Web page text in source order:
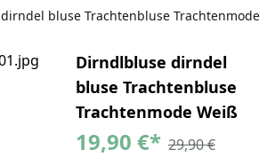
bluse Trachtenbluse Trachtenmode
Dirndlbluse dirndel
bluse Trachtenbluse
Trachtenmode Weiß
19,90 €* 29,90 €